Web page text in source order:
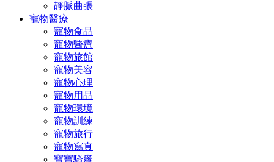
靜脈曲張
寵物醫療
寵物食品
寵物醫療
寵物旅館
寵物美容
寵物心理
寵物用品
寵物環境
寵物訓練
寵物旅行
寵物寫真
寶寶騷癢